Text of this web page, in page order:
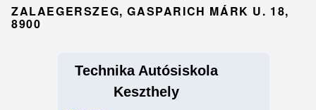
ZALAEGERSZEG, GASPARICH MÁRK U. 18,
8900
Technika Autósiskola
Keszthely